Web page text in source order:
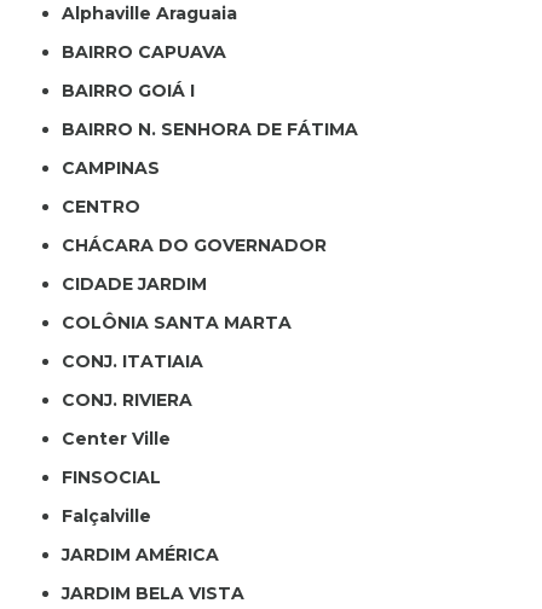
Alphaville Araguaia
BAIRRO CAPUAVA
BAIRRO GOIÁ I
BAIRRO N. SENHORA DE FÁTIMA
CAMPINAS
CENTRO
CHÁCARA DO GOVERNADOR
CIDADE JARDIM
COLÔNIA SANTA MARTA
CONJ. ITATIAIA
CONJ. RIVIERA
Center Ville
FINSOCIAL
Falçalville
JARDIM AMÉRICA
JARDIM BELA VISTA